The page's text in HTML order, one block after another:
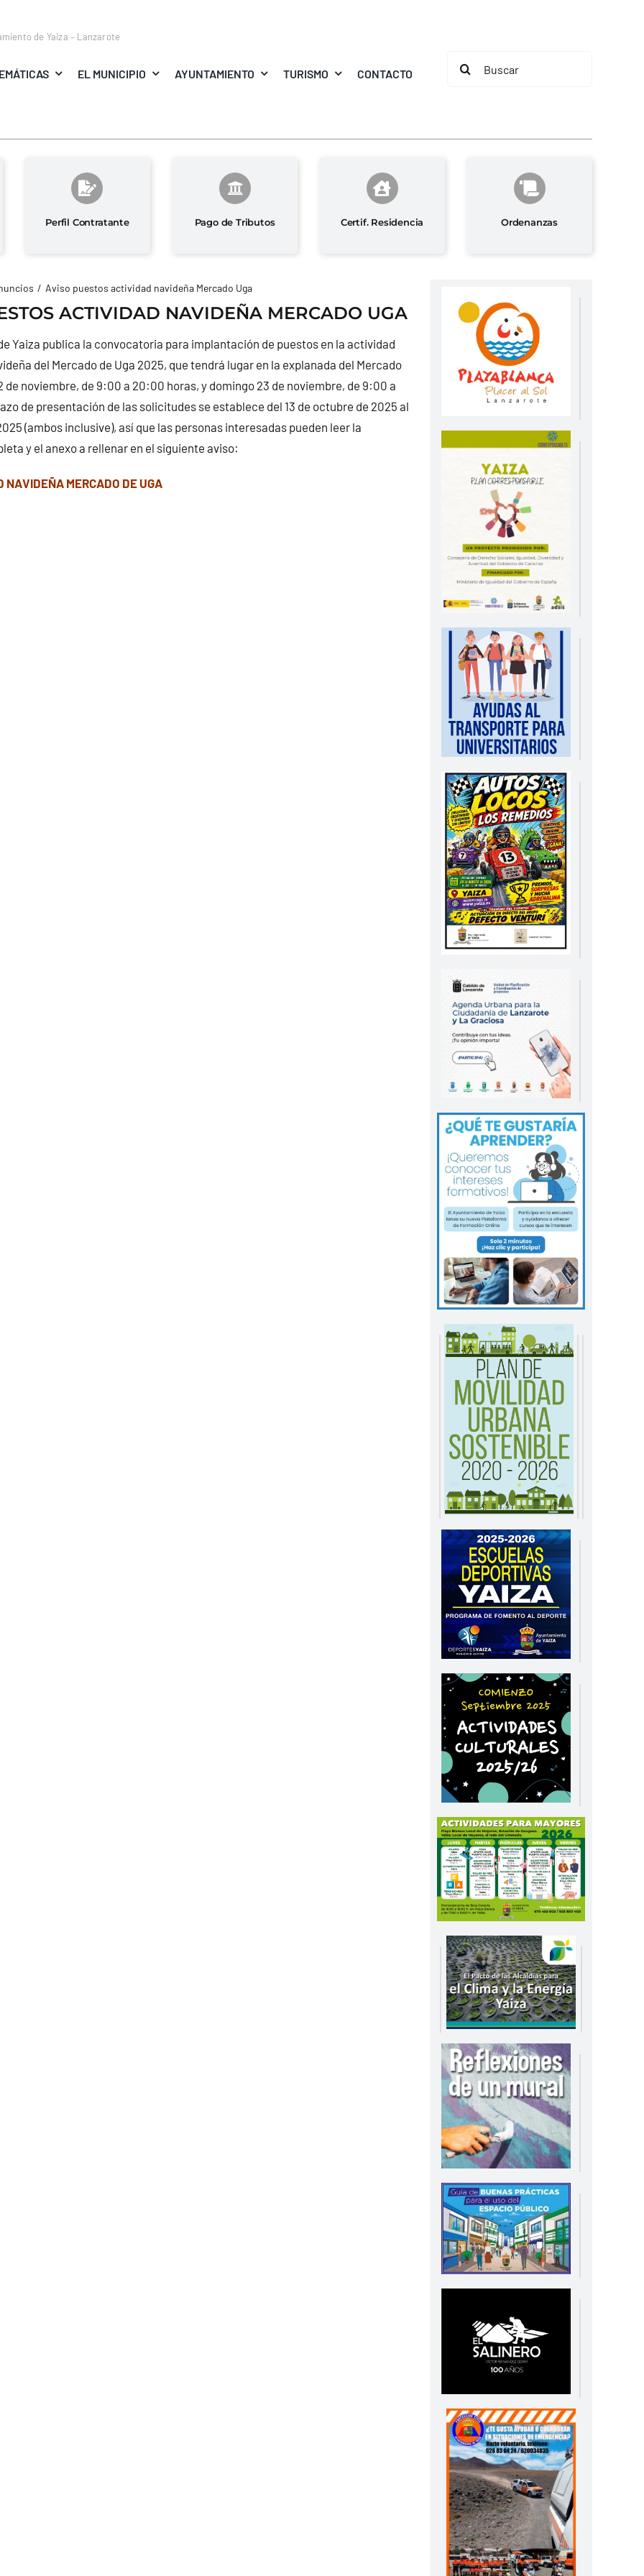
de Yaiza – Lanzarote
EL MUNICIPIO AYUNTAMIENTO TURISMO CONTACTO
Buscar:
Perfil Contratante Pago de Tributos Certif. Residencia Ordenanzas
Aviso puestos actividad navideña Mercado Uga
ACTIVIDAD NAVIDEÑA MERCADO UGA
Yaiza publica la convocatoria para implantación de puestos en la actividad
del Mercado de Uga 2025, que tendrá lugar en la explanada del Mercado
de noviembre, de 9:00 a 20:00 horas, y domingo 23 de noviembre, de 9:00 a
de presentación de las solicitudes se establece del 13 de octubre de 2025 al
(ambos inclusive), así que las personas interesadas pueden leer la
y el anexo a rellenar en el siguiente aviso:
NAVIDEÑA MERCADO DE UGA